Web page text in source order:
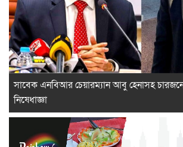
সাবেক এনবিআর চেয়ারম্যান আবু হেনাসহ
নিষেধাজ্ঞা